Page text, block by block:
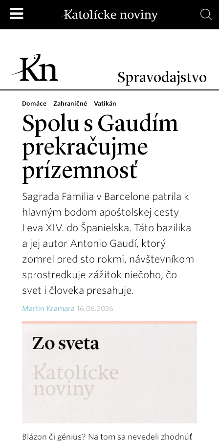
Spravodajstvo
Domáce Zahraničné Vatikán
Spolu s Gaudím
prekračujme
prízemnosť
Sagrada Familia v Barcelone patrila k
hlavným bodom apoštolskej cesty
Leva XIV. do Španielska. Táto bazilika
a jej autor Antonio Gaudí, ktorý
zomrel pred sto rokmi, návštevníkom
sprostredkuje zážitok niečoho, čo
svet i človeka presahuje.
Martin Kramara 16.06.2026
Blázon či génius? Na tom sa nevedeli zhodnúť